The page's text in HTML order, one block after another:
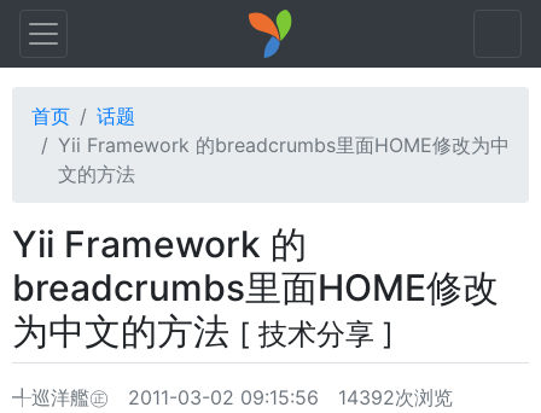
首页
话题
Yii Framework 的breadcrumbs里面HOME修改为中
文的方法
Yii Framework 的
breadcrumbs里面HOME修改
为中文的方法 [ 技术分享 ]
╃巡洋艦㊣ 2011-03-02 09:15:56
14392次浏览